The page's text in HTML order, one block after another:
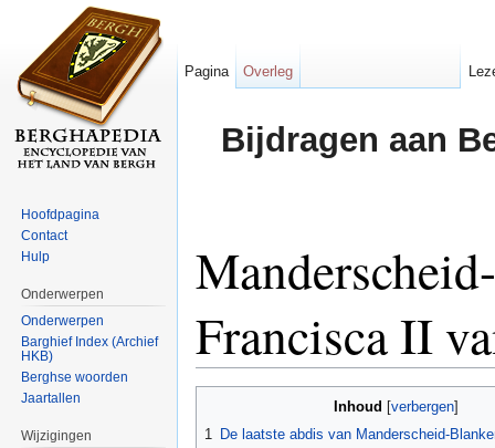
Bijdragen aan
Francisca II
Inhoud verbergen]
1 De laatste abdis van Manderscheid-
Pagina Overleg
Hoofdpagina
Contact
Hulp
Onderwerpen
Onderwerpen
Barghief Index (Archief
HKB)
Berghse woorden
Jaartallen
Wijzigingen